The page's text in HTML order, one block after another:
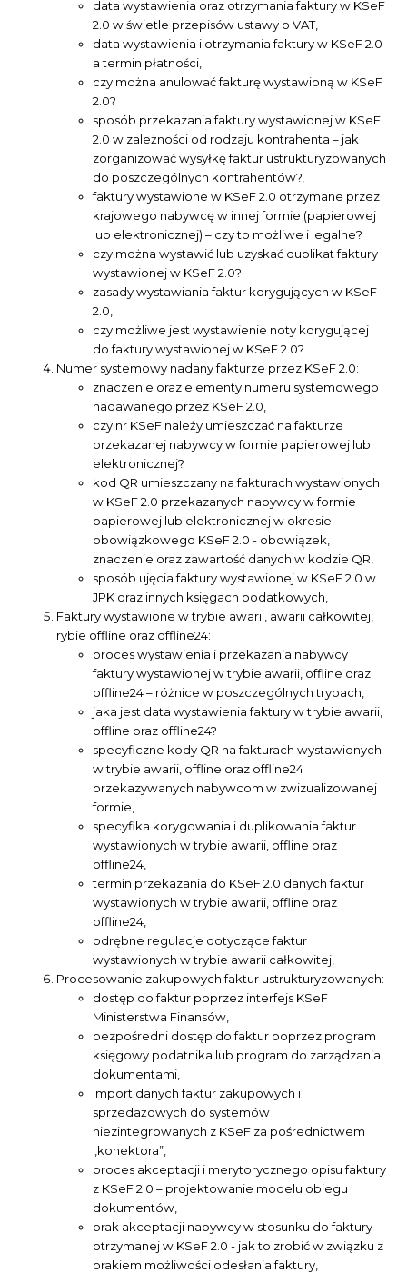
data wystawienia oraz otrzymania faktury w KSeF
2.0 w świetle przepisów ustawy o VAT,
data wystawienia i otrzymania faktury w KSeF 2.0
a termin płatności,
czy można anulować fakturę wystawioną w KSeF
2.0?
sposób przekazania faktury wystawionej w KSeF
2.0 w zależności od rodzaju kontrahenta – jak
zorganizować wysyłkę faktur ustrukturyzowanych
do poszczególnych kontrahentów?,
faktury wystawione w KSeF 2.0 otrzymane przez
krajowego nabywcę w innej formie (papierowej
lub elektronicznej) – czy to możliwe i legalne?
czy można wystawić lub uzyskać duplikat faktury
wystawionej w KSeF 2.0?
zasady wystawiania faktur korygujących w KSeF
2.0,
czy możliwe jest wystawienie noty korygującej
do faktury wystawionej w KSeF 2.0?
Numer systemowy nadany fakturze przez KSeF 2.0:
znaczenie oraz elementy numeru systemowego
nadawanego przez KSeF 2.0,
czy nr KSeF należy umieszczać na fakturze
przekazanej nabywcy w formie papierowej lub
elektronicznej?
kod QR umieszczany na fakturach wystawionych
w KSeF 2.0 przekazanych nabywcy w formie
papierowej lub elektronicznej w okresie
obowiązkowego KSeF 2.0 - obowiązek,
znaczenie oraz zawartość danych w kodzie QR,
sposób ujęcia faktury wystawionej w KSeF 2.0 w
JPK oraz innych księgach podatkowych,
Faktury wystawione w trybie awarii, awarii całkowitej,
rybie offline oraz offline24:
proces wystawienia i przekazania nabywcy
faktury wystawionej w trybie awarii, offline oraz
offline24 – różnice w poszczególnych trybach,
jaka jest data wystawienia faktury w trybie awarii,
offline oraz offline24?
specyficzne kody QR na fakturach wystawionych
w trybie awarii, offline oraz offline24
przekazywanych nabywcom w zwizualizowanej
formie,
specyfika korygowania i duplikowania faktur
wystawionych w trybie awarii, offline oraz
offline24,
termin przekazania do KSeF 2.0 danych faktur
wystawionych w trybie awarii, offline oraz
offline24,
odrębne regulacje dotyczące faktur
wystawionych w trybie awarii całkowitej,
Procesowanie zakupowych faktur ustrukturyzowanych:
dostęp do faktur poprzez interfejs KSeF
Ministerstwa Finansów,
bezpośredni dostęp do faktur poprzez program
księgowy podatnika lub program do zarządzania
dokumentami,
import danych faktur zakupowych i
sprzedażowych do systemów
niezintegrowanych z KSeF za pośrednictwem
„konektora”,
proces akceptacji i merytorycznego opisu faktury
z KSeF 2.0 – projektowanie modelu obiegu
dokumentów,
brak akceptacji nabywcy w stosunku do faktury
otrzymanej w KSeF 2.0 - jak to zrobić w związku z
brakiem możliwości odesłania faktury,